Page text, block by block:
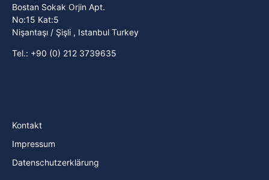
Bostan Sokak Orjin Apt.
No:15 Kat:5
Nişantaşı / Şişli , Istanbul Turkey
Tel.: +90 (0) 212 3739635
Kontakt
Impressum
Datenschutzerklärung